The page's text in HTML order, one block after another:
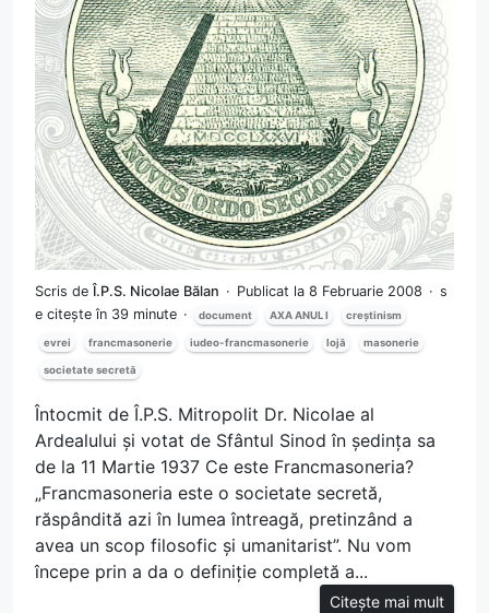
Scris de Î.P.S. Nicolae Bălan Publicat la 8 Februarie 2008
s
e citește în 39 minute
document AXA ANUL I creștinism
evrei francmasonerie iudeo-francmasonerie lojă masonerie
societate secretă
Întocmit de Î.P.S. Mitropolit Dr. Nicolae al
Ardealului și votat de Sfântul Sinod în ședința sa
de la 11 Martie 1937 Ce este Francmasoneria?
„Francmasoneria este o societate secretă,
răspândită azi în lumea întreagă, pretinzând a
avea un scop filosofic și umanitarist”. Nu vom
începe prin a da o definiție completă a...
Citește mai mult